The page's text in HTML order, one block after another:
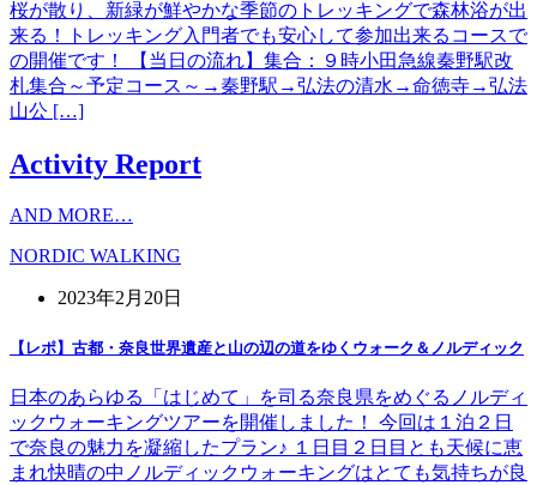
桜が散り、新緑が鮮やかな季節のトレッキングで森林浴が出
来る！トレッキング入門者でも安心して参加出来るコースで
の開催です！ 【当日の流れ】集合：９時小田急線秦野駅改
札集合～予定コース～→秦野駅→弘法の清水→命徳寺→弘法
山公 […]
Activity Report
AND MORE…
NORDIC WALKING
2023年2月20日
【レポ】古都・奈良世界遺産と山の辺の道をゆくウォーク＆ノルディック
日本のあらゆる「はじめて」を司る奈良県をめぐるノルディ
ックウォーキングツアーを開催しました！ 今回は１泊２日
で奈良の魅力を凝縮したプラン♪ １日目２日目とも天候に恵
まれ快晴の中ノルディックウォーキングはとても気持ちが良